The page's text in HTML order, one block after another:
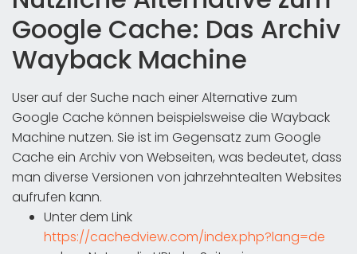
Google Cache: Das Archiv
Wayback Machine
User auf der Suche nach einer Alternative zum
Google Cache können beispielsweise die Wayback
Machine nutzen. Sie ist im Gegensatz zum Google
Cache ein Archiv von Webseiten, was bedeutet, dass
man diverse Versionen von jahrzehntealten Websites
aufrufen kann.
Unter dem Link
https://cachedview.com/index.php?lang=de